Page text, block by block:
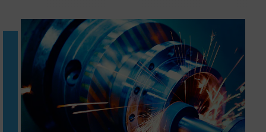
PRODUCTOS
NOTICIAS
CONTACTO